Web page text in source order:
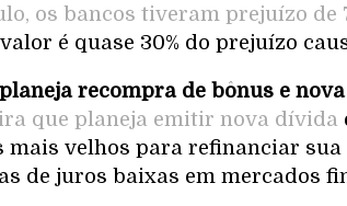
os bancos tiveram prejuízo
é quase 30% do prejuízo
recompra de bônus e
que planeja emitir nova dívida
velhos para refinanciar sua
de juros baixas em mercados